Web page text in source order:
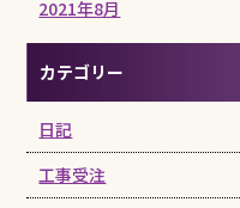
2021年8月
カテゴリー
日記
工事受注